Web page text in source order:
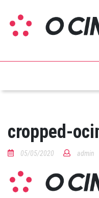
cropped-
05/05/2020 admin